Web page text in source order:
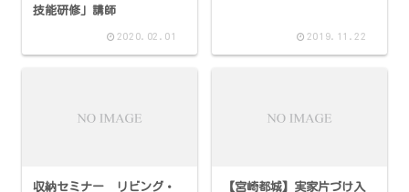
技能研修」講師
2020.02.01 2019.11.22
収納セミナー リビング・
【宮崎都城】実家片づけ入